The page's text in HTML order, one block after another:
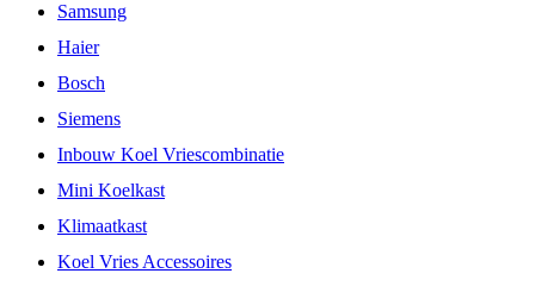
Samsung
Haier
Bosch
Siemens
Inbouw Koel Vriescombinatie
Mini Koelkast
Klimaatkast
Koel Vries Accessoires